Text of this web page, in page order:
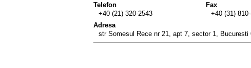
Telefon
Fax
+40 (21) 320-2543
+40 (31)
Adresa
str Somesul Rece nr 21, apt 7, sector 1, Bucuresti